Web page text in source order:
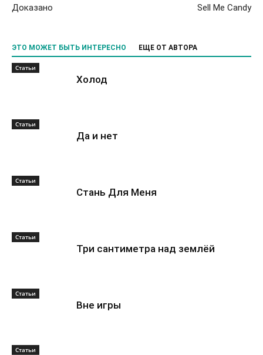
Доказано Sell Me Candy
ЭТО МОЖЕТ БЫТЬ ИНТЕРЕСНО ЕЩЕ ОТ АВТОРА
Статьи
Холод
Статьи
Да и нет
Статьи
Стань Для Меня
Статьи
Три сантиметра над землёй
Статьи
Вне игры
Статьи